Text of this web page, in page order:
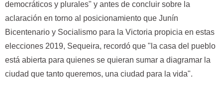
democráticos y plurales" y antes de concluir sobre la
aclaración en torno al posicionamiento que Junín
Bicentenario y Socialismo para la Victoria propicia en estas
elecciones 2019, Sequeira, recordó que "la casa del pueblo
está abierta para quienes se quieran sumar a diagramar la
ciudad que tanto queremos, una ciudad para la vida".